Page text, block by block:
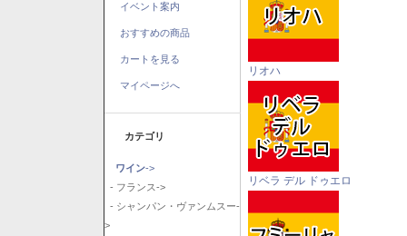
イベント案内
おすすめの商品
カートを見る
マイページへ
カテゴリ
ワイン->
- フランス->
- シャンパン・ヴァンムスー-
>
リオハ
リベラ デル ドゥエロ